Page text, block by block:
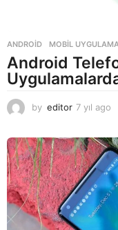
ANDROID ,MOBIL
Android
by editor 7 yıl ago
l
a
g
o